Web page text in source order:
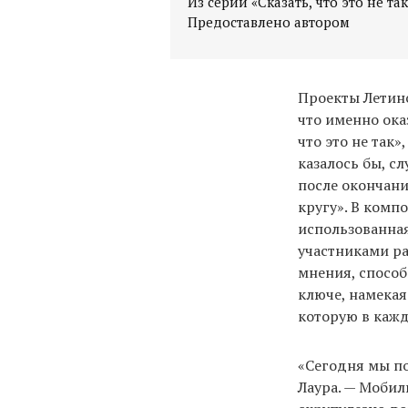
Предоставлено автором
Проекты
что именно
что это не
казалось бы,
после
кругу». В
участниками
мнения,
ключе,
которую в
«Сегодня мы
Лаура. —